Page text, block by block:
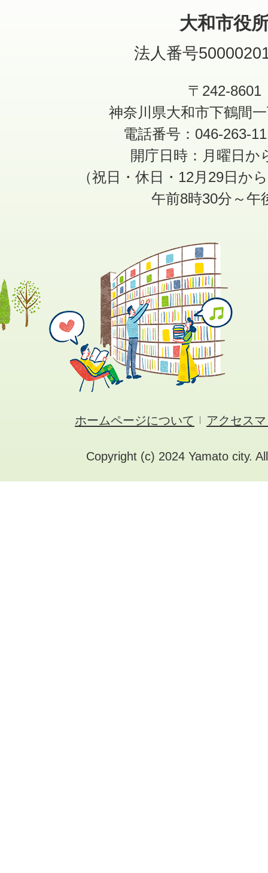
大和市役
法人番号
〒242-8601
神奈川県大和市下鶴間
電話番号：046-263-
開庁日時：月曜日か
（祝日・休日・12月29日か
午前8時30分～午
ホームページについて アクセス
Copyright (c) 2024 Yamato city.